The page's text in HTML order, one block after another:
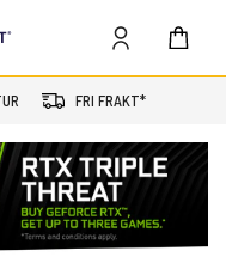
FRI FRAKT*